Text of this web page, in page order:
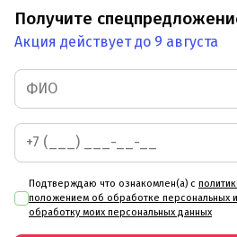
Получите
Акция действует до 9 августа
Подтверждаю что ознакомлен(а) с
положением об обработке персональных
обработку моих персональных данных